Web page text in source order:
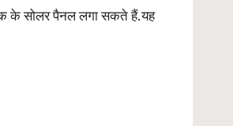
के सोलर पैनल लगा सकते हैं.यह